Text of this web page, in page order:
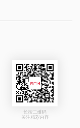
长按二维码
关注精彩内容